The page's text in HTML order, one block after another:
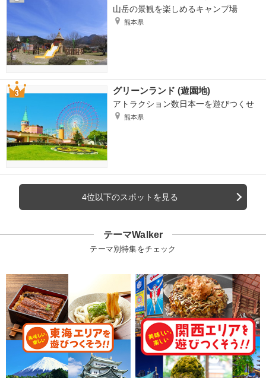
山岳の景観を楽しめるキャンプ場
熊本県
グリーンランド (遊園地)
アトラクション数日本一を遊びつくせ
熊本県
4位以下のスポットを見る
テーマWalker
テーマ別特集をチェック